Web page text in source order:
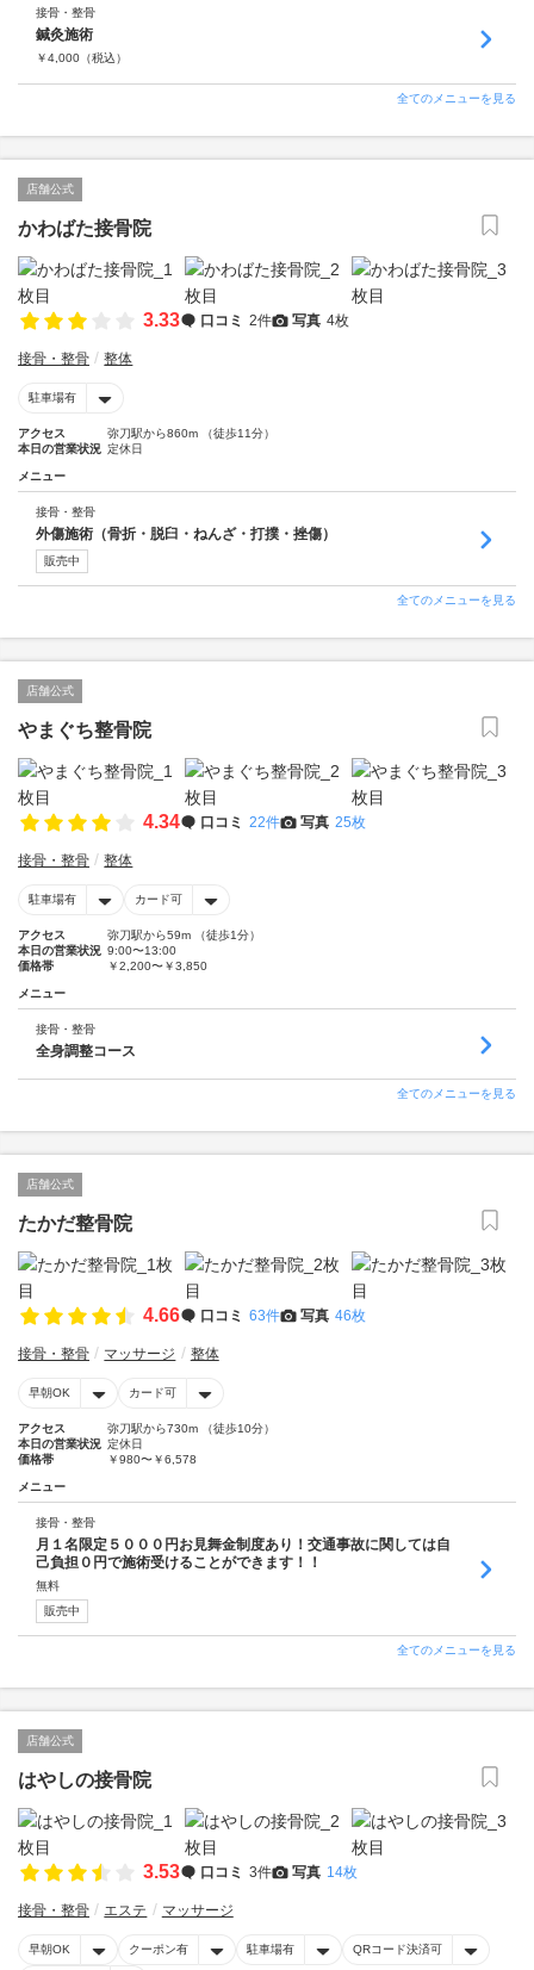
接骨・整骨
鍼灸施術
￥4,000 （税込）
全てのメニューを見る
店舗公式
かわばた接骨院
3.33 口コミ 2件 写真 4枚
接骨・整骨 整体
駐車場有
アクセス
弥刀駅から860m （徒歩11分）
本日の営業状況 定休日
メニュー
接骨・整骨
外傷施術（骨折・脱臼・ねんざ・打撲・挫傷）
販売中
全てのメニューを見る
店舗公式
やまぐち整骨院
4.34 口コミ 22件 写真 25枚
接骨・整骨 整体
駐車場有 カード可
アクセス
弥刀駅から59m （徒歩1分）
本日の営業状況 9:00〜13:00
価格帯
￥2,200〜￥3,850
メニュー
接骨・整骨
全身調整コース
全てのメニューを見る
店舗公式
たかだ整骨院
4.66 口コミ 63件 写真 46枚
接骨・整骨 マッサージ 整体
早朝OK カード可
アクセス
弥刀駅から730m （徒歩10分）
本日の営業状況 定休日
価格帯
￥980〜￥6,578
メニュー
接骨・整骨
月１名限定５０００円お見舞金制度あり！交通事故に関しては自
己負担０円で施術受けることができます！！
無料
販売中
全てのメニューを見る
店舗公式
はやしの接骨院
3.53 口コミ 3件 写真 14枚
接骨・整骨 エステ マッサージ
早朝OK クーポン有 駐車場有 QRコード決済可